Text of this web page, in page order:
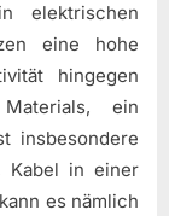
elektrischen
eine hohe
hingegen
ein
insbesondere
Kabel in einer
es nämlich